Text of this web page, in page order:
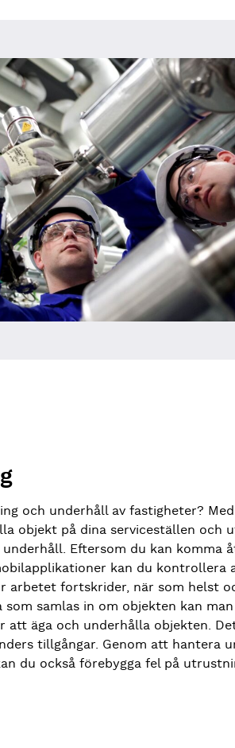
och underhåll av fastigheter? Med
objekt på dina serviceställen och
Eftersom du kan komma
kan du kontrollera
arbetet fortskrider, när som helst
som samlas in om objekten kan
att äga och underhålla objekten.
tillgångar. Genom att hantera
du också förebygga fel på